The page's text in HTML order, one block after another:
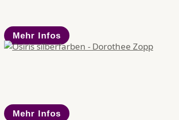
Mehr Infos
Mehr Infos